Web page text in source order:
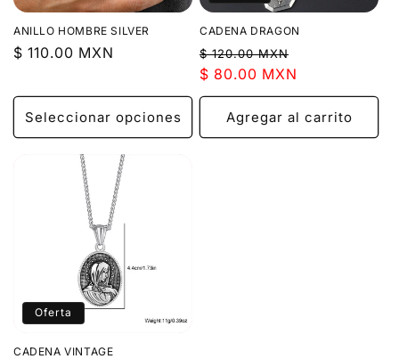
ANILLO HOMBRE SILVER
Precio
$ 110.00 MXN
Seleccionar opciones
CADENA DRAGON
Precio
habitual
$ 120.00 MXN
oferta
$ 80.00 MXN
Agregar al carrito
Oferta
CADENA VINTAGE